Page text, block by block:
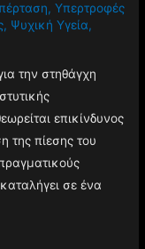
,Υπερτροφές
, Ψυχική Υγεία,
την στηθάγχη
επικίνδυνος
της πίεσης του
σε ένα